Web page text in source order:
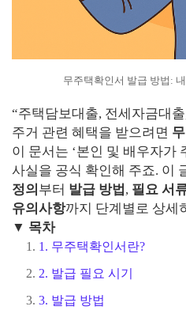
무주택확인서 발급 방법:
“주택담보대출, 전세자금대
주거 관련 혜택을 받으려면
이 문서는 ‘본인 및 배우자가
사실을 공식 확인해 주죠. 이
정의 부터 발급 방법 , 필요 서
유의사항까지 단계별로 상세
▼ 목차
1. 무주택확인서란?
2. 발급 필요 시기
3. 발급 방법